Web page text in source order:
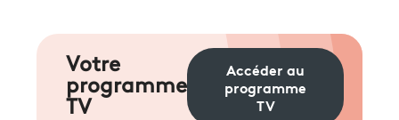
Votre
programme
TV
Accéder au
programme
TV